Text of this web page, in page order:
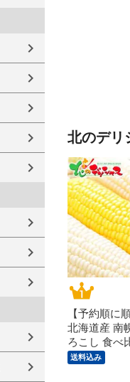
北のデリ
【予約順に
北海道産 南
ろこし 食べ
本・黄3本/
南幌町明る
送料込み